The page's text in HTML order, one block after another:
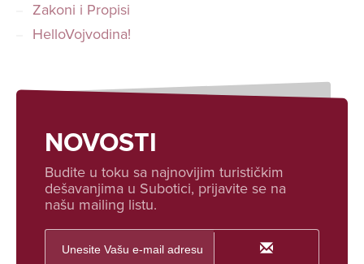
Zakoni i Propisi
HelloVojvodina!
NOVOSTI
Budite u toku sa najnovijim turističkim
dešavanjima u Subotici, prijavite se na
našu mailing listu.